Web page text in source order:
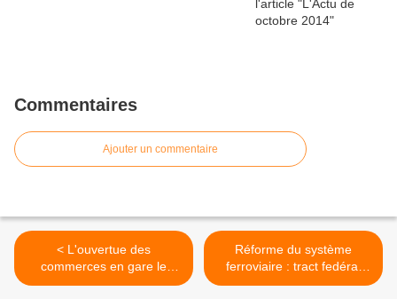
Commentaires
Ajouter un commentaire
< L'ouvertue des
commerces en gare le
dimanche n'est pas une
Réforme du système
ferroviaire : tract fedéral
aux usagers >